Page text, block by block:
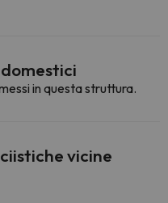
in questa struttura.
vicine